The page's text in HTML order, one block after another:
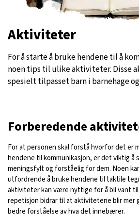
Aktiviteter
For å starte å bruke hendene til å
noen tips til ulike aktiviteter. Disse
spesielt tilpasset barn i barnehage
Forberedende
For at personen skal forstå hvorfor det er
hendene til kommunikasjon, er det viktig å
meningsfylt og forståelig for dem. Noen
utfordrende å bruke hendene til taktile
aktiviteter kan være nyttige for å bli vant
repetisjon bidrar til at aktivitetene blir mer
bedre forståelse av hva det innebærer.